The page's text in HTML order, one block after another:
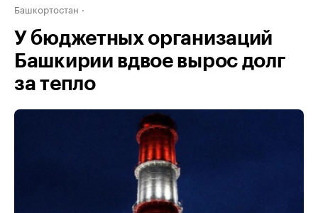
Башкортостан
У бюджетных организаций
Башкирии вдвое вырос долг
за тепло